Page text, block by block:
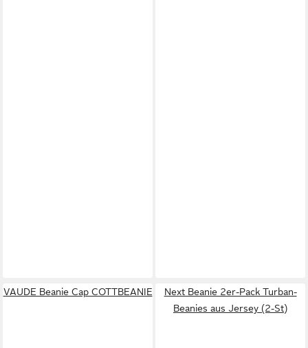
VAUDE Beanie Cap COTTBEANIE
Next Beanie 2er-Pack Turban-
Beanies aus Jersey (2-St)